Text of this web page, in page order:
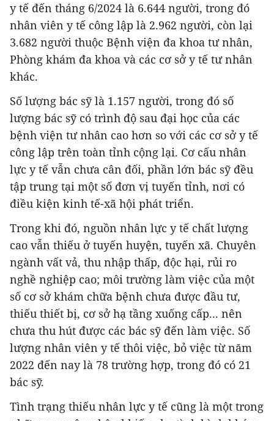
y tế đến tháng 6/2024 là 6.644 người, trong đó
nhân viên y tế công lập là 2.962 người, còn lại
3.682 người thuộc Bệnh viện đa khoa tư nhân,
Phòng khám đa khoa và các cơ sở y tế tư nhân
khác.
Số lượng bác sỹ là 1.157 người, trong đó số
lượng bác sỹ có trình độ sau đại học của các
bệnh viện tư nhân cao hơn so với các cơ sở y tế
công lập trên toàn tỉnh cộng lại. Cơ cấu nhân
lực y tế vẫn chưa cân đối, phần lớn bác sỹ đều
tập trung tại một số đơn vị tuyến tỉnh, nơi có
điều kiện kinh tế-xã hội phát triển.
Trong khi đó, nguồn nhân lực y tế chất lượng
cao vẫn thiếu ở tuyến huyện, tuyến xã. Chuyên
ngành vất vả, thu nhập thấp, độc hại, rủi ro
nghề nghiệp cao; môi trường làm việc của một
số cơ sở khám chữa bệnh chưa được đầu tư,
thiếu thiết bị, cơ sở hạ tầng xuống cấp... nên
chưa thu hút được các bác sỹ đến làm việc. Số
lượng nhân viên y tế thôi việc, bỏ việc từ năm
2022 đến nay là 78 trường hợp, trong đó có 21
bác sỹ.
Tình trạng thiếu nhân lực y tế cũng là một trong